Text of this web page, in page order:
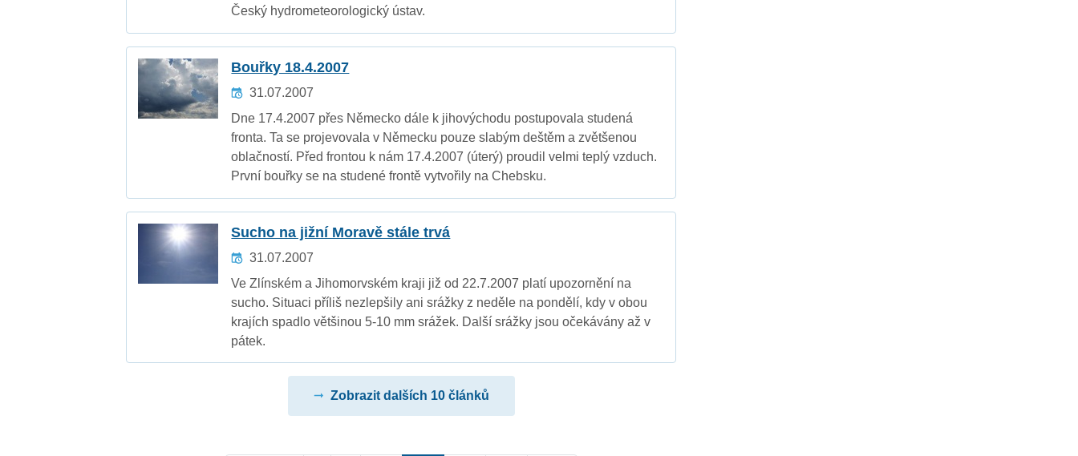
Český hydrometeorologický ústav.
Bouřky 18.4.2007
31.07.2007
Dne 17.4.2007 přes Německo dále k jihovýchodu postupovala studená
fronta. Ta se projevovala v Německu pouze slabým deštěm a zvětšenou
oblačností. Před frontou k nám 17.4.2007 (úterý) proudil velmi teplý vzduch.
První bouřky se na studené frontě vytvořily na Chebsku.
Sucho na jižní Moravě stále trvá
31.07.2007
Ve Zlínském a Jihomorvském kraji již od 22.7.2007 platí upozornění na
sucho. Situaci příliš nezlepšily ani srážky z neděle na pondělí, kdy v obou
krajích spadlo většinou 5-10 mm srážek. Další srážky jsou očekávány až v
pátek.
Zobrazit dalších 10 článků